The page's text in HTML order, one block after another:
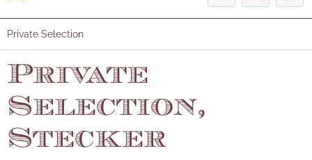
Private Selection
Private
Selection,
Stecker